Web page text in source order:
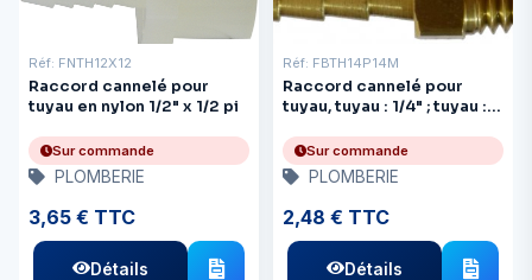
Réf: FNTH12X12
Raccord cannelé pour
tuyau en nylon 1/2" x 1/2 pi
Sur commande
PLOMBERIE
3,65 € TTC
Détails
Réf: FBTH14P14M
Raccord cannelé pour
tuyau, tuyau : 1/4" ; tuyau :
Sur commande
PLOMBERIE
2,48 € TTC
Détails